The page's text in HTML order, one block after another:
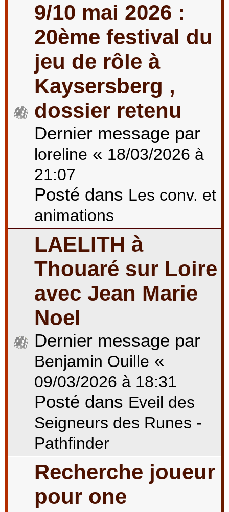
9/10 mai 2026 :
20ème festival du
jeu de rôle à
Kaysersberg ,
dossier retenu
Dernier message par
loreline « 18/03/2026 à
21:07
Posté dans Les conv. et
animations
LAELITH à
Thouaré sur Loire
avec Jean Marie
Noel
Dernier message par
Benjamin Ouille «
09/03/2026 à 18:31
Posté dans Eveil des
Seigneurs des Runes -
Pathfinder
Recherche joueur
pour one